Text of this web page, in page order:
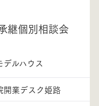
継個別相談会
ルハウス
開業デスク姫路